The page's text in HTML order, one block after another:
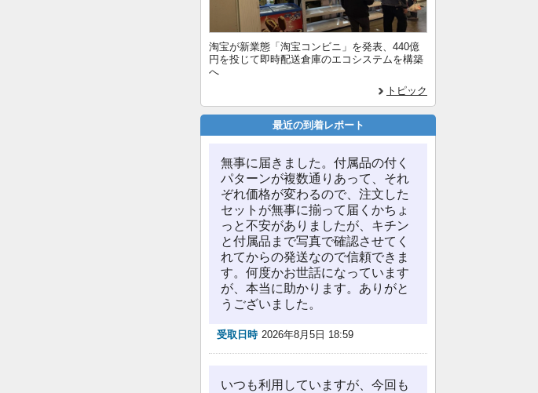
淘宝が新業態「淘宝コンビニ」を発表、440億
円を投じて即時配送倉庫のエコシステムを構築
へ
トピック
最近の到着レポート
無事に届きました。付属品の付く
パターンが複数通りあって、それ
ぞれ価格が変わるので、注文した
セットが無事に揃って届くかちょ
っと不安がありましたが、キチン
と付属品まで写真で確認させてく
れてからの発送なので信頼できま
す。何度かお世話になっています
が、本当に助かります。ありがと
うございました。
受取日時 2026年8月5日 18:59
いつも利用していますが、今回も